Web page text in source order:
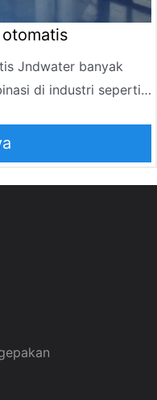
Jndwater banyak
di industri seperti
otomatis
penyortiran botol,
pendinginan
dengan penyegelan